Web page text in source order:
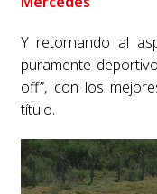
Y retornando al
puramente
off”, con los
título.